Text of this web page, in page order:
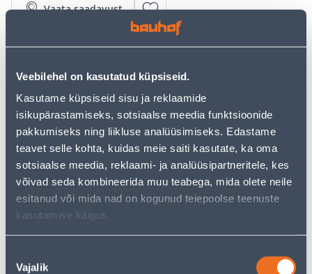
Veebilehel on kasutatud küpsiseid.
Kasutame küpsiseid sisu ja reklaamide
isikupärastamiseks, sotsiaalse meedia funktsioonide
pakkumiseks ning liikluse analüüsimiseks. Edastame
teavet selle kohta, kuidas meie saiti kasutate, ka oma
sotsiaalse meedia, reklaami- ja analüüsipartneritele, kes
võivad seda kombineerida muu teabega, mida olete neile
esitanud või mida nad on kogunud teiepoolse teenuste
kasutamise käigus.
valik
Vajalik
Vaata saadavust
• Lapikviil pikkusega 150 mm.
ühekordne raie.
• Sobib lamedate pindade ning teravate servade ning
nurkade viilimiseks.
• 14-päevane tagastusõigus.
Eeldatav kojuvedu 3,69 € al. 2-5 tööpäeva
Tarne pakiautomaati al. 2,29 € al. 2-5 tööpäeva